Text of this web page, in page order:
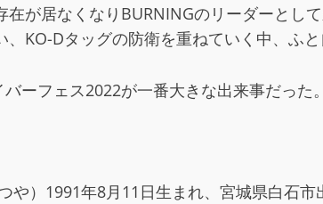
在が居なくなりBURNINGのリーダーとし
KO-Dタッグの防衛を重ねていく中、ふ
ーフェス2022が一番大きな出来事だっ
や）1991年8月11日生まれ、宮城県白石市